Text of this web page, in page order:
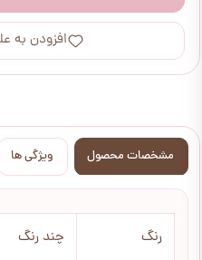
افزودن به
مشخصات محصول ویژگی ها
رنگ چند رنگ